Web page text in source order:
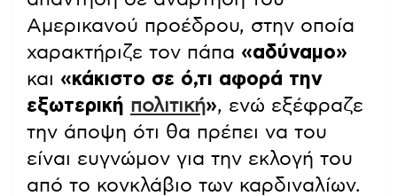
Αμερικανού προέδρου, στην οποία
χαρακτήριζε τον πάπα «αδύναμο»
και «κάκιστο σε ό,τι αφορά την
εξωτερική πολιτική», ενώ εξέφραζε
την άποψη ότι θα πρέπει να του
είναι ευγνώμον για την εκλογή του
από το κονκλάβιο των καρδιναλίων.